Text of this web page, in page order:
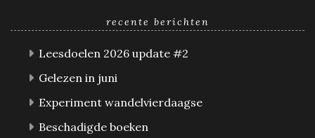
recente berichten
Leesdoelen 2026 update #2
Gelezen in juni
Experiment wandelvierdaagse
Beschadigde boeken